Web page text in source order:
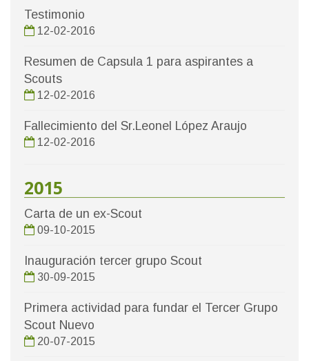
Testimonio
12-02-2016
Resumen de Capsula 1 para aspirantes a
Scouts
12-02-2016
Fallecimiento del Sr.Leonel López Araujo
12-02-2016
2015
Carta de un ex-Scout
09-10-2015
Inauguración tercer grupo Scout
30-09-2015
Primera actividad para fundar el Tercer Grupo
Scout Nuevo
20-07-2015